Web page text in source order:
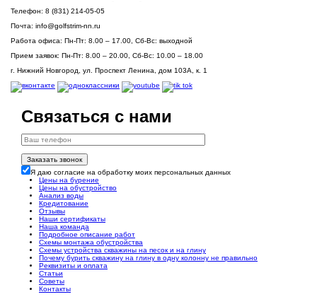
Телефон: 8 (831) 214-05-05
Почта: info@golfstrim-nn.ru
Работа офиса: Пн-Пт: 8.00 – 17.00, Сб-Вс: выходной
Прием заявок: Пн-Пт: 8.00 – 20.00, Сб-Вс: 10.00 – 18.00
г. Нижний Новгород, ул. Проспект Ленина, дом 103А, к. 1
Связаться с нами
Заказать звонок
Я даю согласие на обработку моих персональных данных
Цены на бурение
Цены на обустройство
Анализ воды
Кредитование
Отзывы
Наши сертификаты
Наша команда
Подробное описание работ
Схемы монтажа обустройства
Схемы устройства скважины на песок и на глину
Почему бурить скважину на глину в одну колонну не правильно
Реквизиты и оплата
Статьи
Советы
Контакты